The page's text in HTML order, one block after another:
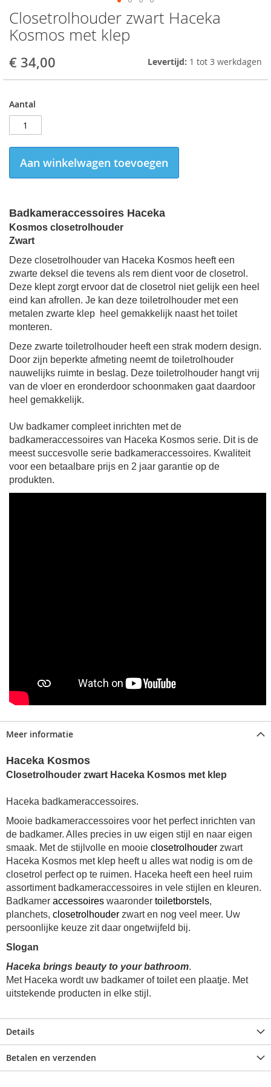
Closetrolhouder zwart Haceka
Kosmos met klep
€ 34,00 Levertijd: 1 tot 3 werkdagen
Aantal
Aan winkelwagen toevoegen
Badkameraccessoires Haceka
Kosmos closetrolhouder
Zwart
Deze closetrolhouder van Haceka Kosmos heeft een
zwarte deksel die tevens als rem dient voor de closetrol.
Deze klept zorgt ervoor dat de closetrol niet gelijk een heel
eind kan afrollen. Je kan deze toiletrolhouder met een
metalen zwarte klep heel gemakkelijk naast het toilet
monteren.
Deze zwarte toiletrolhouder heeft een strak modern design.
Door zijn beperkte afmeting neemt de toiletrolhouder
nauwelijks ruimte in beslag. Deze toiletrolhouder hangt vrij
van de vloer en eronderdoor schoonmaken gaat daardoor
heel gemakkelijk.
Uw badkamer compleet inrichten met de
badkameraccessoires van Haceka Kosmos serie. Dit is de
meest succesvolle serie badkameraccessoires. Kwaliteit
voor een betaalbare prijs en 2 jaar garantie op de
produkten.
Skip
to
the
of
gallery
Meer informatie
Haceka Kosmos
Closetrolhouder zwart Haceka Kosmos met klep
Haceka badkameraccessoires.
Mooie badkameraccessoires voor het perfect inrichten van
de badkamer. Alles precies in uw eigen stijl en naar eigen
smaak. Met de stijlvolle en mooie closetrolhouder zwart
Haceka Kosmos met klep heeft u alles wat nodig is om de
closetrol perfect op te ruimen. Haceka heeft een heel ruim
assortiment badkameraccessoires in vele stijlen en kleuren.
Badkamer accessoires waaronder toiletborstels,
planchets, closetrolhouder zwart en nog veel meer. Uw
persoonlijke keuze zit daar ongetwijfeld bij.
Slogan
Haceka brings beauty to your bathroom.
Met Haceka wordt uw badkamer of toilet een plaatje. Met
uitstekende producten in elke stijl.
Details
Betalen en verzenden